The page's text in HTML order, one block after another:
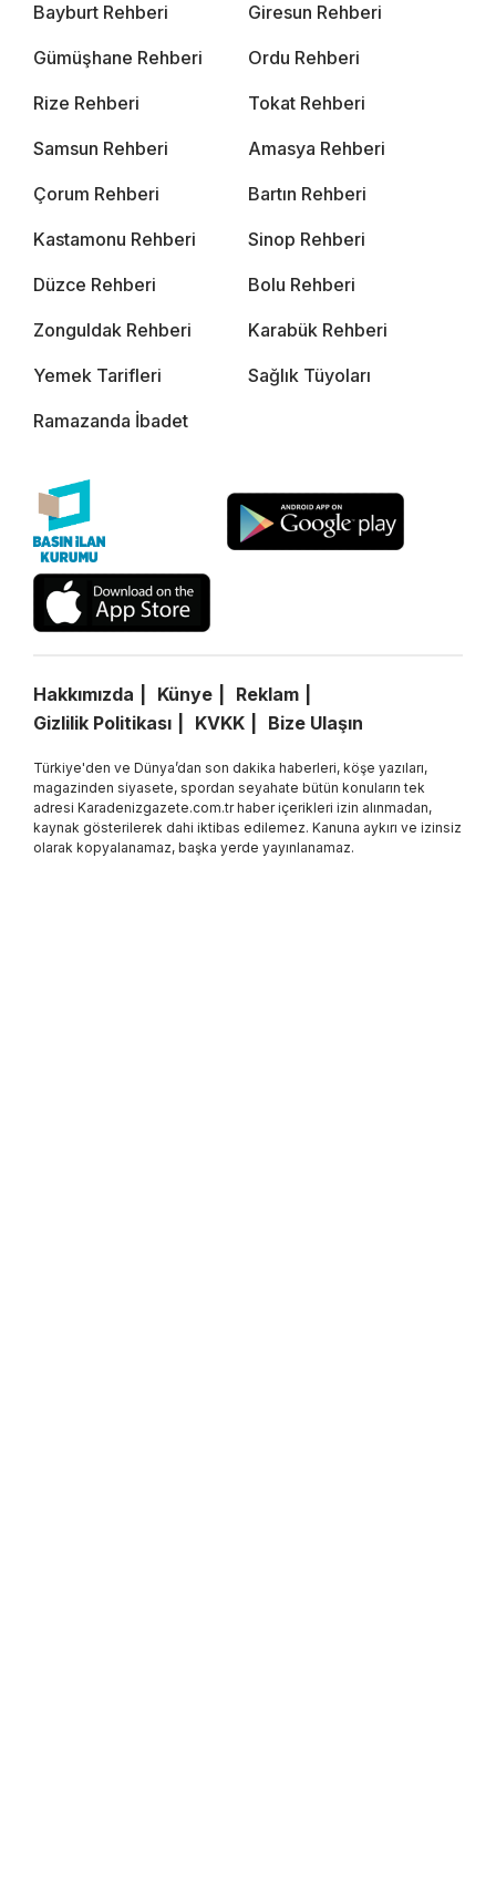
Bayburt Rehberi Giresun Rehberi
Gümüşhane Rehberi Ordu Rehberi
Rize Rehberi Tokat Rehberi
Samsun Rehberi Amasya Rehberi
Çorum Rehberi Bartın Rehberi
Kastamonu Rehberi Sinop Rehberi
Düzce Rehberi Bolu Rehberi
Zonguldak Rehberi Karabük Rehberi
Yemek Tarifleri Sağlık Tüyoları
Ramazanda İbadet
Hakkımızda Künye
Reklam
Gizlilik Politikası
KVKK Bize Ulaşın
Türkiye'den ve Dünya’dan son dakika haberleri, köşe yazıları,
magazinden siyasete, spordan seyahate bütün konuların tek
adresi Karadenizgazete.com.tr haber içerikleri izin alınmadan,
kaynak gösterilerek dahi iktibas edilemez. Kanuna aykırı ve izinsiz
olarak kopyalanamaz, başka yerde yayınlanamaz.